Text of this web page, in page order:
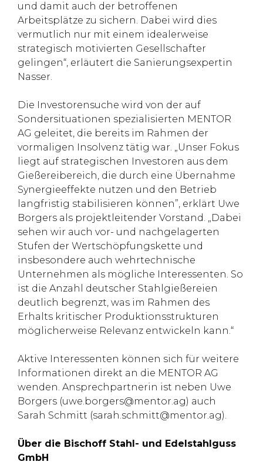
und damit auch der betroffenen
Arbeitsplätze zu sichern. Dabei wird dies
vermutlich nur mit einem idealerweise
strategisch motivierten Gesellschafter
gelingen“, erläutert die Sanierungsexpertin
Nasser.
Die Investorensuche wird von der auf
Sondersituationen spezialisierten MENTOR
AG geleitet, die bereits im Rahmen der
vormaligen Insolvenz tätig war. „Unser Fokus
liegt auf strategischen Investoren aus dem
Gießereibereich, die durch eine Übernahme
Synergieeffekte nutzen und den Betrieb
langfristig stabilisieren können”, erklärt Uwe
Borgers als projektleitender Vorstand. „Dabei
sehen wir auch vor- und nachgelagerten
Stufen der Wertschöpfungskette und
insbesondere auch wehrtechnische
Unternehmen als mögliche Interessenten. So
ist die Anzahl deutscher Stahlgießereien
deutlich begrenzt, was im Rahmen des
Erhalts kritischer Produktionsstrukturen
möglicherweise Relevanz entwickeln kann.“
Aktive Interessenten können sich für weitere
Informationen direkt an die MENTOR AG
wenden. Ansprechpartnerin ist neben Uwe
Borgers (uwe.borgers@mentor.ag) auch
Sarah Schmitt (sarah.schmitt@mentor.ag).
Über die Bischoff Stahl- und Edelstahlguss
GmbH